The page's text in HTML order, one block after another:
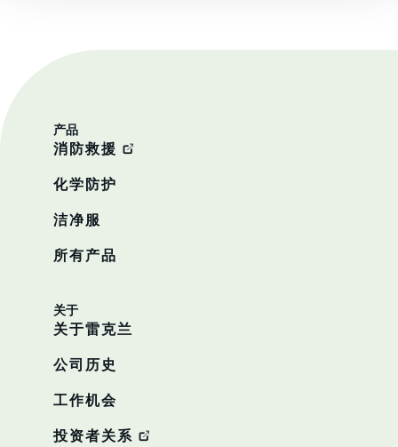
产品
消防救援
化学防护
洁净服
所有产品
关于
关于雷克兰
公司历史
工作机会
投资者关系